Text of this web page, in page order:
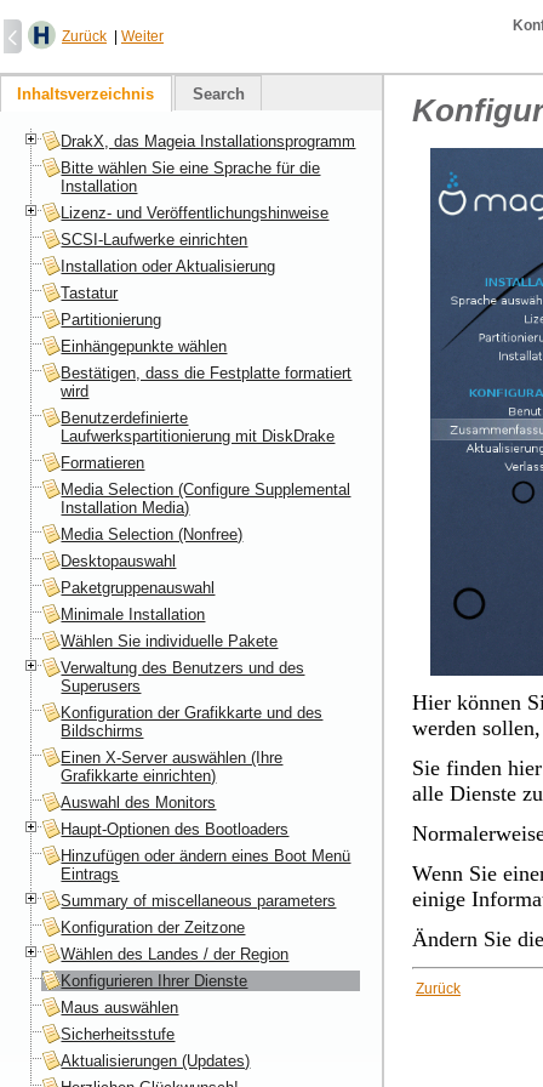
Zurück Weiter
Hier können
werden
Sie finden
alle Dienste
Wenn Sie
einige
Ändern Sie
Zurück
Inhaltsverzeichnis Search
DrakX, das Mageia Installationsprogramm
Bitte wählen Sie eine Sprache für die
Installation
Lizenz- und Veröffentlichungshinweise
SCSI-Laufwerke einrichten
Installation oder Aktualisierung
Tastatur
Partitionierung
Einhängepunkte wählen
Bestätigen, dass die Festplatte formatiert
wird
Benutzerdefinierte
Laufwerkspartitionierung mit DiskDrake
Formatieren
Media Selection (Configure Supplemental
Installation Media)
Media Selection (Nonfree)
Desktopauswahl
Paketgruppenauswahl
Minimale Installation
Wählen Sie individuelle Pakete
Verwaltung des Benutzers und des
Superusers
Konfiguration der Grafikkarte und des
Bildschirms
Einen X-Server auswählen (Ihre
Grafikkarte einrichten)
Auswahl des Monitors
Haupt-Optionen des Bootloaders
Hinzufügen oder ändern eines Boot Menü
Eintrags
Summary of miscellaneous parameters
Konfiguration der Zeitzone
Wählen des Landes / der Region
Konfigurieren Ihrer Dienste
Maus auswählen
Sicherheitsstufe
Aktualisierungen (Updates)